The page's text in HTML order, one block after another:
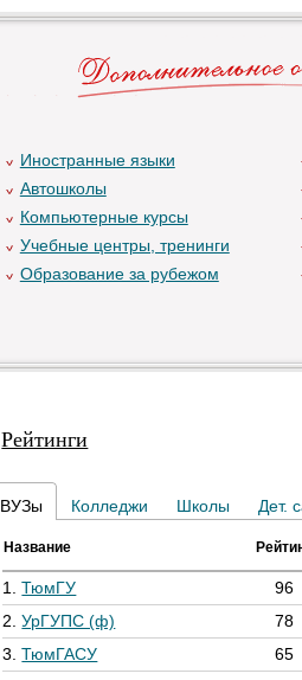
Иностранные языки
Автошколы
Компьютерные курсы
Учебные центры, тренинги
Образование за рубежом
Рейтинги
ВУЗы Колледжи Школы Дет.
Название
1.ТюмГУ
96
2.УрГУПС (ф)
78
3.ТюмГАСУ
65